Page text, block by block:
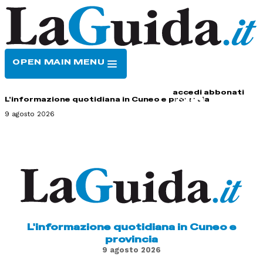
OPEN MAIN MENU
accedi abbonati
L'informazione quotidiana in Cuneo e provincia
9 agosto 2026
L'informazione quotidiana in Cuneo e
provincia
9 agosto 2026